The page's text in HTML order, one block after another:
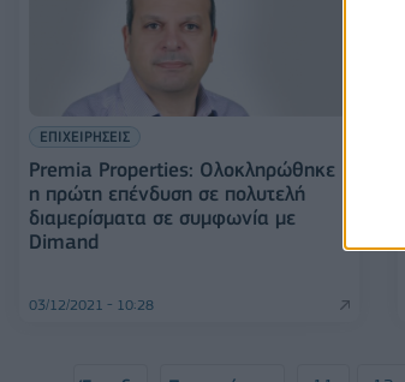
ΕΠΙΧΕΙΡΗΣΕΙΣ
Premia Properties: Ολοκληρώθηκε
η πρώτη επένδυση σε πολυτελή
διαμερίσματα σε συμφωνία με
Dimand
03/12/2021 - 10:28